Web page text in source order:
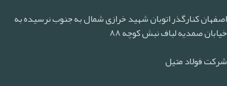
اصفهان کنارگذر اتوبان شهید خرازی شمال به جنوب نرسیده به
خیابان صمدیه لباف نبش کوچه ۸۸
شرکت فولاد متیل